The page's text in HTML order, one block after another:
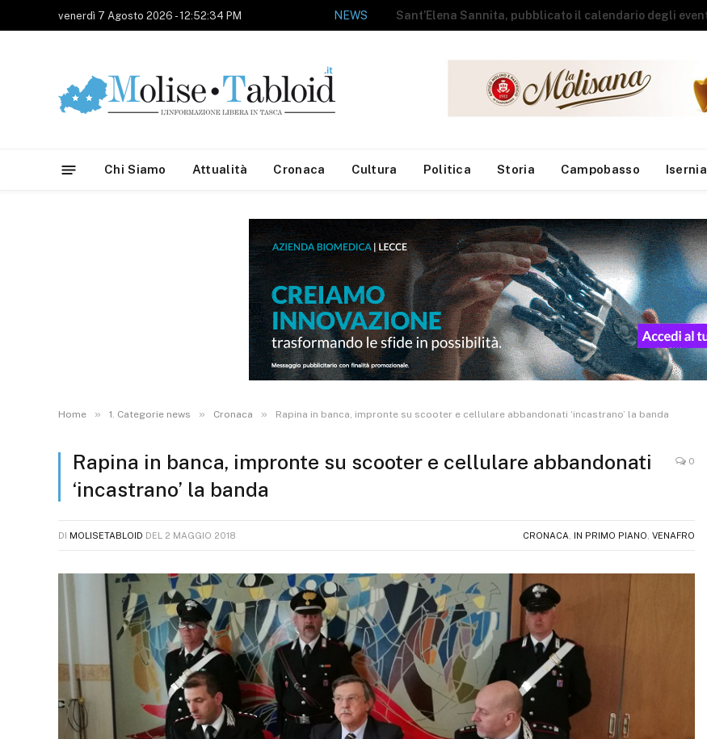
venerdì 7 Agosto 2026 - 12:52:34 PM La Sea apre le porte del Centro Comunale di Raccolta agli studenti del campus estivo di Campolieto
Chi Siamo Attualità Cronaca Cultura Politica Storia Campobasso Isernia
Home » 1. Categorie news » Cronaca » Rapina in banca, impronte su scooter e cellulare abbandonati ‘incastrano’ la banda
Rapina in banca, impronte su scooter e cellulare abbandonati
‘incastrano’ la banda
0
DI MOLISETABLOID DEL 2 MAGGIO 2018 CRONACA IN PRIMO PIANO VENAFRO